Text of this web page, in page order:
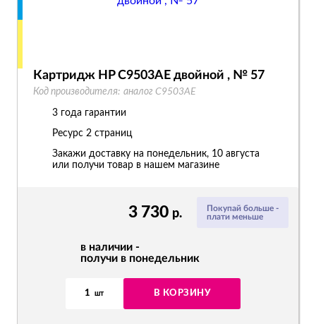
Покупай больше -
плати меньше
3 730 р.
в наличии -
получи в понедельник
1 шт В КОРЗИНУ
Картридж HP C9503AE двойной , № 57
Код производителя: аналог C9503AE
3 года гарантии
Ресурс 2 страниц
Закажи доставку на понедельник, 10 августа
или получи товар в нашем магазине